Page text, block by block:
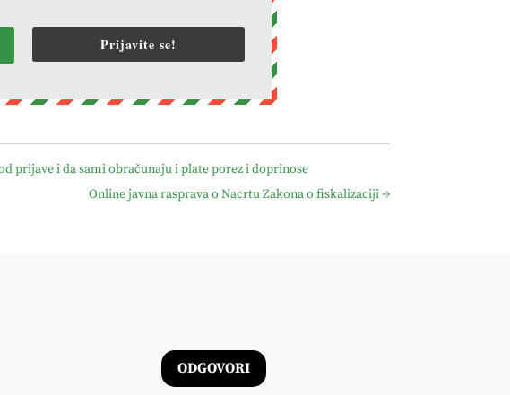
Prijavite se!
prijave i da sami obračunaju i plate porez i doprinose
Online javna rasprava o Nacrtu Zakona o fiskalizaciji→
ODGOVORI